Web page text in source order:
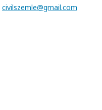
civilszemle@gmail.com